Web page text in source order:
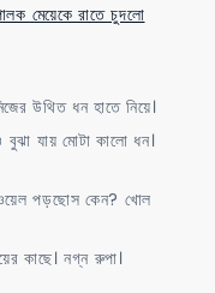
রাতে চুদলো
উথিত ধন হাতে নিয়ে।
যায় মোটা কালো ধন।
পড়ছোস কেন? খোল
কাছে। নগ্ন রুপা।